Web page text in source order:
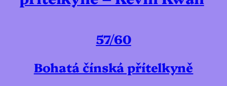
57/60
Bohatá čínská přítelkyně